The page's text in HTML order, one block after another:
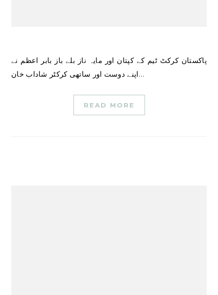
پاکستان کرکٹ ٹیم کے کپتان اور مایہ ناز بلے باز بابر اعظم نے
اپنے دوست اور ساتھی کرکٹر شاداب خان…
READ MORE